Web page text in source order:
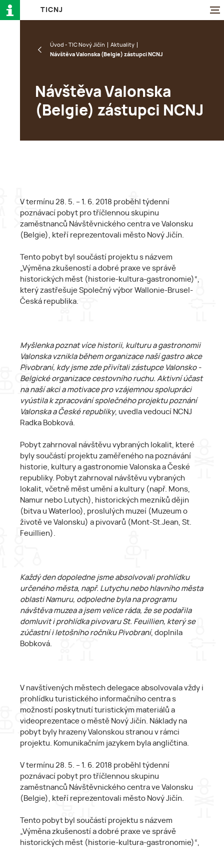
TI CN J
Úvod - TIC Nový Jičín
Aktuality
Návštěva Valonska (Belgie) zástupci NCNJ
Návštěva Valonska
(Belgie) zástupci NCNJ
V termínu 28. 5. – 1. 6. 2018 proběhl týdenní
poznávací pobyt pro tříčlennou skupinu
zaměstnanců Návštěvnického centra ve Valonsku
(Belgie), kteří reprezentovali město Nový Jičín.
Tento pobyt byl součástí projektu s názvem
„Výměna zkušeností a dobré praxe ve správě
historických měst (historie-kultura-gastronomie)“,
který zastřešuje Společný výbor Wallonie-Brusel-
Česká republika.
Myšlenka poznat více historii, kulturu a gastronomii
Valonska vznikla během organizace naší gastro akce
Pivobraní, kdy jsme zde přivítali zástupce Valonsko -
Belgické organizace cestovního ruchu. Aktivní účast
na naší akci a motivace pro vzájemnou spolupráci
vyústila k zpracování společného projektu poznání
Valonska a České republiky, uvedla vedoucí NCNJ
Radka Bobková.
Pobyt zahrnoval návštěvu vybraných lokalit, které
byly součástí projektu zaměřeného na poznávání
historie, kultury a gastronomie Valonska a České
republiky. Pobyt zahrnoval návštěvu vybraných
lokalit, včetně měst umění a kultury (např. Mons,
Namur nebo Lutych), historických mezníků dějin
(bitva u Waterloo), proslulých muzeí (Muzeum o
životě ve Valonsku) a pivovarů (Mont-St.Jean, St.
Feuillien).
Každý den dopoledne jsme absolvovali prohlídku
určeného města, např. Lutychu nebo hlavního města
oblasti Namuru, odpoledne byla na programu
návštěva muzea a jsem velice ráda, že se podařila
domluvit i prohlídka pivovaru St. Feuillien, který se
zúčastní i letošního ročníku Pivobraní, doplnila
Bobková.
V navštívených městech delegace absolvovala vždy i
prohlídku turistického informačního centra s
možností poskytnutí turistickým materiálů a
videoprezentace o městě Nový Jičín. Náklady na
pobyt byly hrazeny Valonskou stranou v rámci
projektu. Komunikačním jazykem byla angličtina.
V termínu 28. 5. – 1. 6. 2018 proběhl týdenní
poznávací pobyt pro tříčlennou skupinu
zaměstnanců Návštěvnického centra ve Valonsku
(Belgie), kteří reprezentovali město Nový Jičín.
Tento pobyt byl součástí projektu s názvem
„Výměna zkušeností a dobré praxe ve správě
historických měst (historie-kultura-gastronomie)“,